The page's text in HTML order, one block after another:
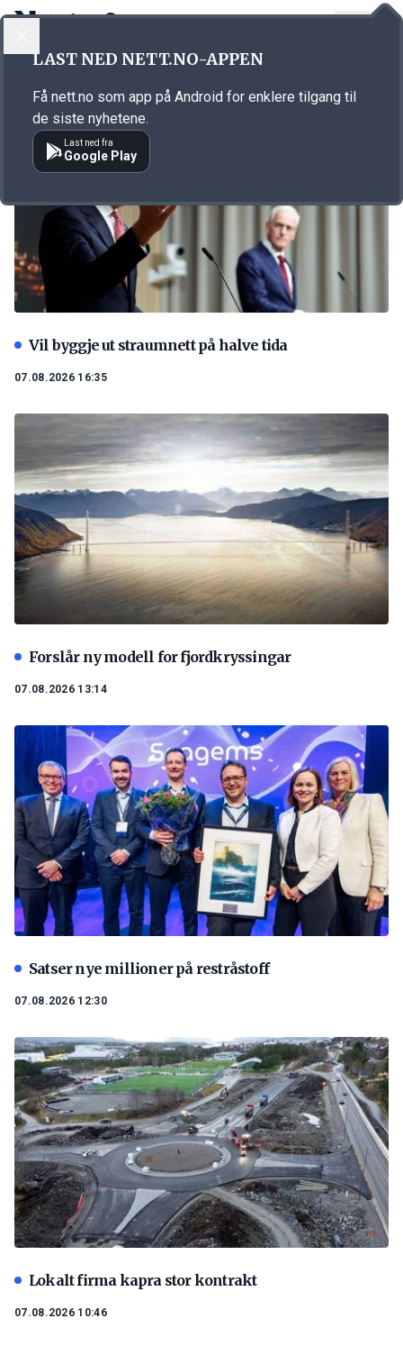
Nytt
Vil byggje ut straumnett på halve tida
07.08.2026 16:35
Forslår ny modell for fjordkryssingar
07.08.2026 13:14
Satser nye millioner på restråstoff
07.08.2026 12:30
Lokalt firma kapra stor kontrakt
07.08.2026 10:46
LAST NED NETT.NO-APPEN
Få nett.no som app på Android for enklere tilgang til
de siste nyhetene.
Last ned fra
Google Play